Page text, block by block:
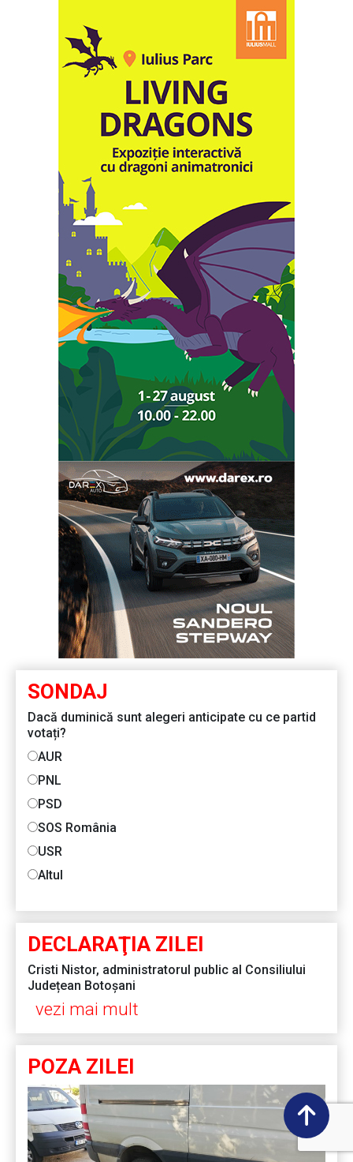
SONDAJ
Dacă duminică sunt alegeri anticipate cu ce partid
votați?
AUR
PNL
PSD
SOS România
USR
Altul
DECLARAŢIA ZILEI
Cristi Nistor, administratorul public al Consiliului
Județean Botoșani
vezi mai mult
POZA ZILEI